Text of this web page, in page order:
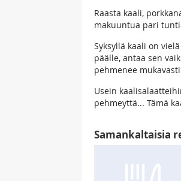
Raasta kaali,
makuuntua pari
Syksyllä kaali on
päälle, antaa sen
pehmenee
Usein
pehmeyttä... Tämä
Samankaltaisia